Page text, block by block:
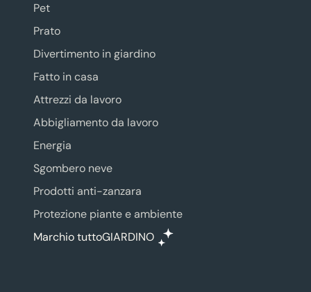
Pet
Prato
Divertimento in giardino
Fatto in casa
Attrezzi da lavoro
Abbigliamento da lavoro
Energia
Sgombero neve
Prodotti anti-zanzara
Protezione piante e ambiente
Marchio tuttoGIARDINO